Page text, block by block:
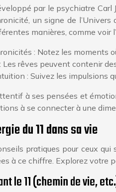
par le psychiatre
un signe de
manières, comme voir
: Notez les moments
rêves peuvent contenir
: Suivez les impulsions
à ses pensées et
à se connecter à une
du 11 dans sa vie
pratiques pour ceux
à ce chiffre. Explorez
le 11 (chemin de vie,